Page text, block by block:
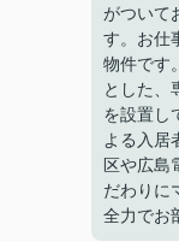
がついて
す。お仕
物件です
とした、
を設置し
よる入居
区や広島
だわりに
全力でお